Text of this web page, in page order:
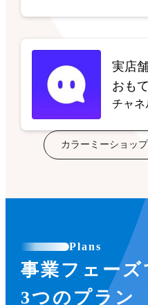
実店
おも
チャネ
カラーミーショッ
Plans
事業フェーズ
3つのプラン